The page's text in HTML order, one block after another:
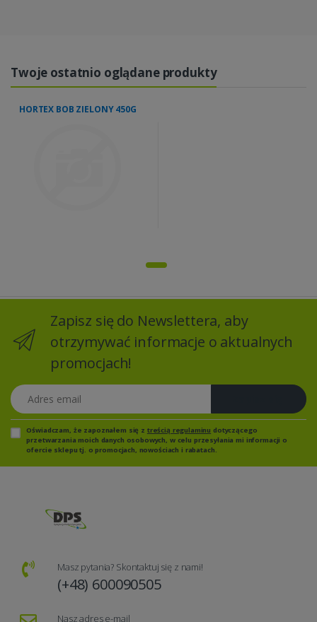
Twoje ostatnio oglądane produkty
HORTEX BOB ZIELONY 450G
Zapisz się do Newslettera, aby
otrzymywać informacje o aktualnych
promocjach!
Adres email
Oświadczam, że zapoznałem się z treścią regulaminu dotyczącego
przetwarzania moich danych osobowych, w celu przesyłania mi informacji o
ofercie sklepu tj. o promocjach, nowościach i rabatach.
Masz pytania? Skontaktuj się z nami!
(+48) 600090505
Nasz adres e-mail